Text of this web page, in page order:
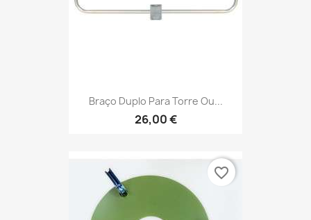
Braço Duplo Para Torre Ou...
26,00 €
favorite_border